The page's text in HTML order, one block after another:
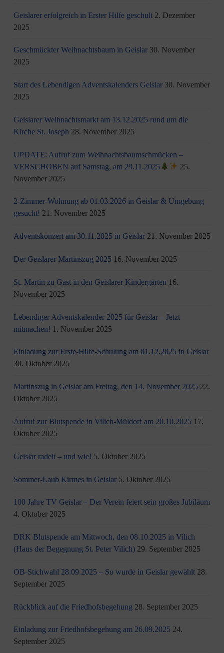
Geislarer erfolgreich in Erster Hilfe geschult 2. Dezember
2025
Geschmückter Weihnachtsbaum in Geislar 30. November
2025
Start des Lebendigen Adventskalenders Geislar 30. November
2025
Geislarer Weihnachtsmarkt am 13.12.2025 rund um die
Kirche St. Joseph 28. November 2025
UPDATE: Aufruf zum Weihnachtsbaumschmücken –
VERSCHOBEN auf Samstag, am 29.11.2025
25.
November 2025
2-Zimmer-Wohnung ab 01.03.2026 in Geislar & Umgebung
gesucht! 21. November 2025
Adventskonzert am 30.11.2025 in Geislar 21. November 2025
Der Geislarer Martinszug 2025 16. November 2025
St. Martin zu Gast in den Geislarer Kindergärten 16.
November 2025
Lebendiger Adventskalender 2025 für Geislar – Jetzt
mitmachen! 1. November 2025
Einladung zur Erste-Hilfe-Schulung am 01.12.2025 in Geislar
30. Oktober 2025
Martinszug in Geislar am Freitag, den 14. November 2025 22.
Oktober 2025
Aufruf zur Blutspende in Vilich-Müldorf am 20.10.2025 17.
Oktober 2025
Geislar radelt – und wie! 5. Oktober 2025
Sommer-Laub Kirmes in Geislar 5. Oktober 2025
100 Jahre TV Geislar – Der Verein feiert sein großes Jubiläum
4. Oktober 2025
DRK Blutspende am Mittwoch, den 08.10.2025 in Vilich
(Haus der Begegnung St. Peter Vilich) 29. September 2025
OB-Stichwahl 28.09.2025 – So wurde in Geislar gewählt 28.
September 2025
Rückblick auf die Friedhofsbegehung 28. September 2025
Einladung zur Friedhofsbegehung am 26.09.2025 24.
September 2025